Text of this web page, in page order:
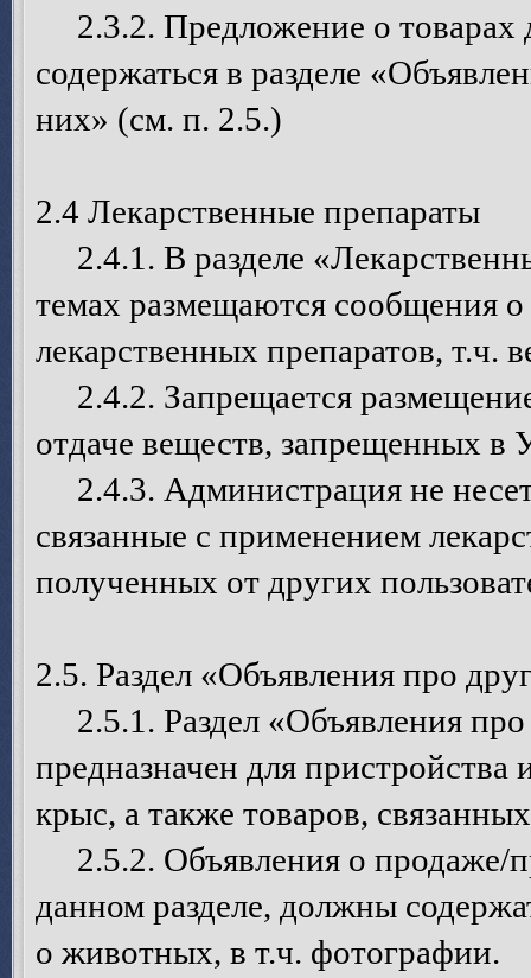
2.3.2. Предложение о товарах
содержаться в разделе
них» (см. п. 2.5.)
2.4 Лекарственные препараты
2.4.1. В разделе
темах размещаются сообщения
лекарственных препаратов, т.ч.
2.4.2. Запрещается
отдаче веществ, запрещенных в
2.4.3. Администрация не несет
связанные с применением
полученных от других
2.5. Раздел «Объявления про
2.5.1. Раздел «Объявления
предназначен для
крыс, а также товаров,
2.5.2. Объявления о продаже/
данном разделе, должны
о животных, в т.ч. фотографии.